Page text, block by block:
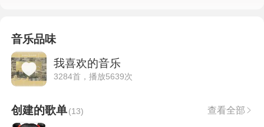
音乐品味
我喜欢的音乐
3284首，播放5639次
创建的歌单(13) 查看全部